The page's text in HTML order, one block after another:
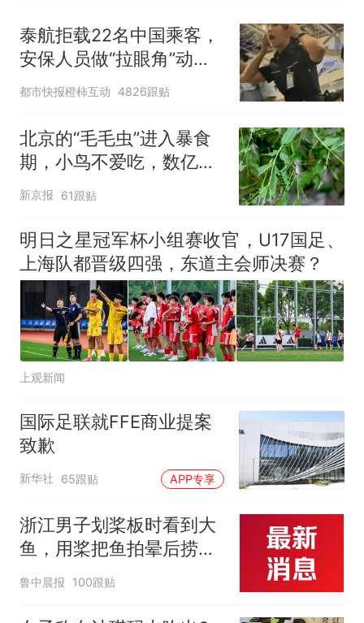
泰航拒载22名中国乘客，
安保人员做“拉眼角”动
作，泰国机场最新回应：
出；亲历者：曾承诺免费
改签但没兑现
都市快报橙柿互动 4826跟贴
北京的“毛毛虫”进入暴食
期，小鸟不爱吃，数亿头
小蜂迎战
新京报 61跟贴
明日之星冠军杯小组赛收官，U17国足、
上海队都晋级四强，东道主会师决赛？
上观新闻
国际足联就FFE商业提案
致歉
新华社 65跟贴 APP专享
浙江男子划桨板时看到大
鱼，用桨把鱼拍晕后捞
起；当事人：鱼重7斤6
鲁中晨报 100跟贴